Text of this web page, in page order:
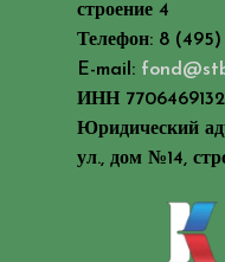
строение 4
Телефон: 8 (495)
E-mail:
ИНН
Юридический
ул., дом №14,